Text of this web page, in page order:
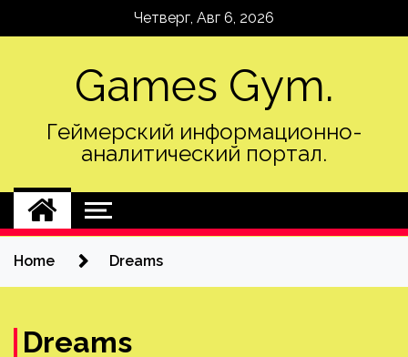
Четверг, Авг 6, 2026
Games Gym.
Геймерский информационно-
аналитический портал.
Home Dreams
Dreams